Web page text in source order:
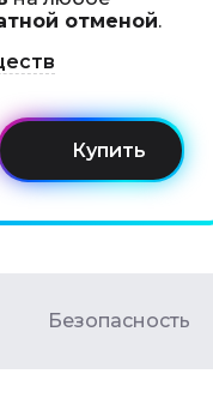
отменой.
Безопасность